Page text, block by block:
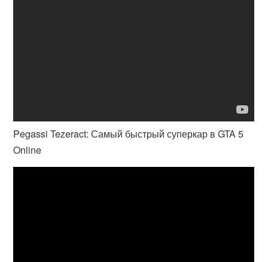
Pegassi Tezeract: Самый быстрый суперкар в GTA 5
Online